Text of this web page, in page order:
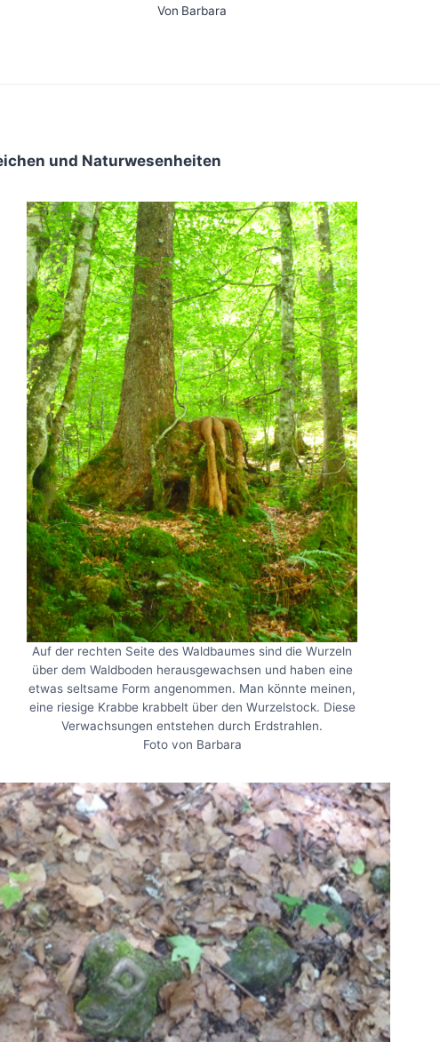
Von Barbara
und Naturwesenheiten
Auf der rechten Seite des Waldbaumes sind die Wurzeln
über dem Waldboden herausgewachsen und haben eine
etwas seltsame Form angenommen. Man könnte meinen,
eine riesige Krabbe krabbelt über den Wurzelstock. Diese
Verwachsungen entstehen durch Erdstrahlen.
Foto von Barbara